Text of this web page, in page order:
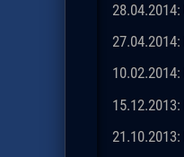
28.04.2014:
27.04.2014:
10.02.2014:
15.12.2013:
21.10.2013: